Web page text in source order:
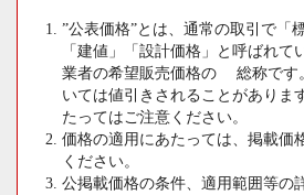
”公表価格”とは、通常の取引で「
「建値」「設計価格」と呼ばれて
業者の希望販売価格の 総称です
いては値引きされることがありま
たってはご注意ください。
価格の適用にあたっては、掲載価
ください。
公掲載価格の条件、適用範囲等の